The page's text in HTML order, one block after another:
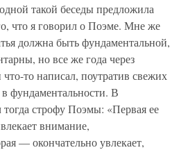
такой беседы предложила
что я говорил о Поэме. Мне же
должна быть фундаментальной,
но все же года через
что-то написал, поутратив свежих
фундаментальности. В
тогда строфу Поэмы: «Первая ее
внимание,
— окончательно увлекает,